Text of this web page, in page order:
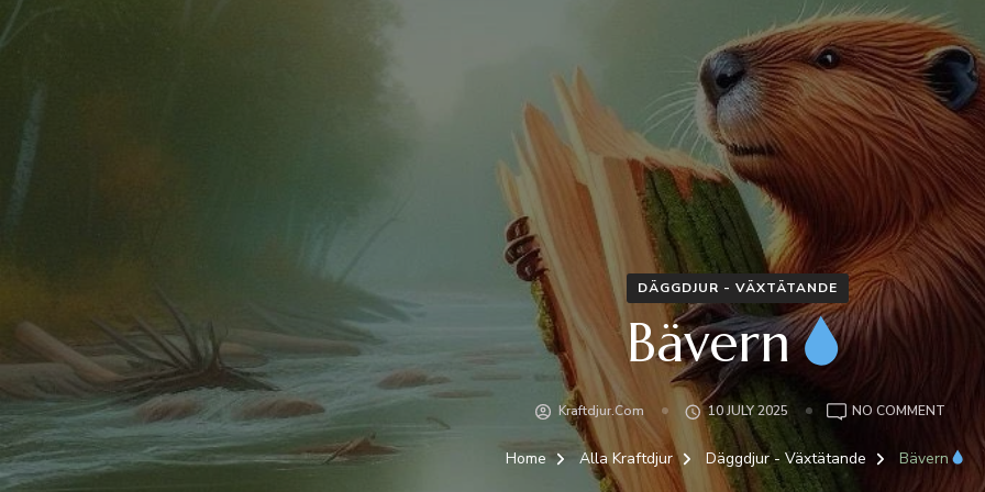
DÄGGDJUR - VÄXTÄTANDE
Bävern
Kraftdjur.com 10 JULY 2025 NO COMMENTON
Home Alla Kraftdjur Däggdjur - Växtätande Bävern